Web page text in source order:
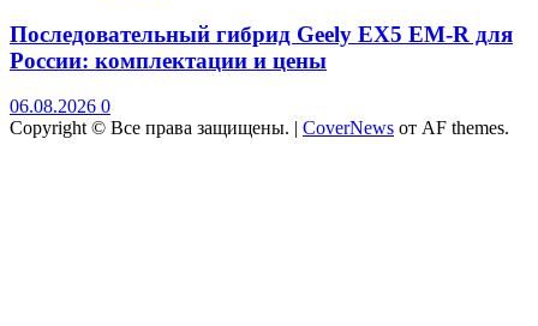
Последовательный гибрид Geely EX5 EM-R для
России: комплектации и цены
06.08.2026 0
Copyright © Все права защищены. | CoverNews от AF themes.